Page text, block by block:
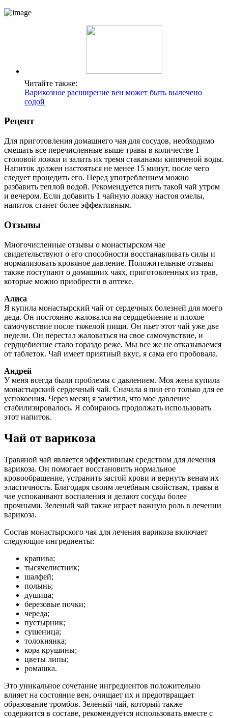
Читайте также:
Варикозное расширение вен может быть вылечено
содой
Рецепт
Для приготовления домашнего чая для сосудов, необходимо
смешать все перечисленные выше травы в количестве 1
столовой ложки и залить их тремя стаканами кипяченой воды.
Напиток должен настояться не менее 15 минут, после чего
следует процедить его. Перед употреблением можно
разбавить теплой водой. Рекомендуется пить такой чай утром
и вечером. Если добавить 1 чайную ложку настоя омелы,
напиток станет более эффективным.
Отзывы
Многочисленные отзывы о монастырском чае
свидетельствуют о его способности восстанавливать силы и
нормализовать кровяное давление. Положительные отзывы
также поступают о домашних чаях, приготовленных из трав,
которые можно приобрести в аптеке.
Алиса
Я купила монастырский чай от сердечных болезней для моего
деда. Он постоянно жаловался на сердцебиение и плохое
самочувствие после тяжелой пищи. Он пьет этот чай уже две
недели. Он перестал жаловаться на свое самочувствие, и
сердцебиение стало гораздо реже. Мы все же не отказываемся
от таблеток. Чай имеет приятный вкус, я сама его пробовала.
Андрей
У меня всегда были проблемы с давлением. Моя жена купила
монастырский сердечный чай. Сначала я пил его только для ее
успокоения. Через месяц я заметил, что мое давление
стабилизировалось. Я собираюсь продолжать использовать
этот напиток.
Чай от варикоза
Травяной чай является эффективным средством для лечения
варикоза. Он помогает восстановить нормальное
кровообращение, устранить застой крови и вернуть венам их
эластичность. Благодаря своим лечебным свойствам, травы в
чае успокаивают воспаления и делают сосуды более
прочными. Зеленый чай также играет важную роль в лечении
варикоза.
Состав монастырского чая для лечения варикоза включает
следующие ингредиенты:
крапива;
тысячелистник;
шалфей;
полынь;
душица;
березовые почки;
череда;
пустырник;
сушеница;
толокнянка;
кора крушины;
цветы липы;
ромашка.
Это уникальное сочетание ингредиентов положительно
влияет на состояние вен, очищает их и предотвращает
образование тромбов. Зеленый чай, который также
содержится в составе, рекомендуется использовать вместе с